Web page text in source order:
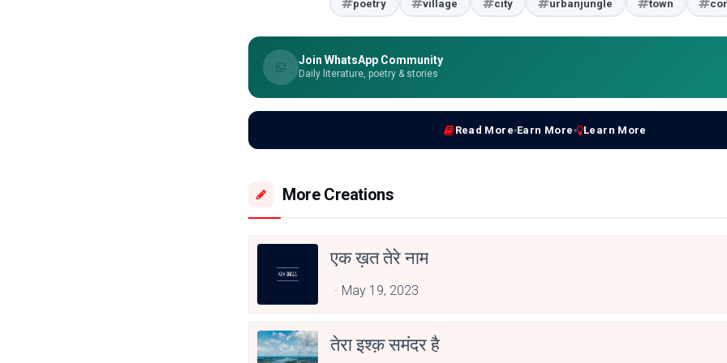
poetry village city urbanjungle town
Join WhatsApp Community
Daily literature, poetry & stories
Read More Earn More Learn More
More Creations
एक ख़त तेरे नाम
May 19, 2023
तेरा इश्क़ समंदर है